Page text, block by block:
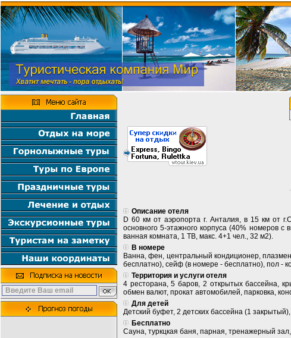
Описание отеля
D 60 км от аэропорта г. Анталия, в 15 км от
основного 5-этажного корпуса (40% номеров
ванная комната, 1 ТВ, макс. 4+1 чел., 32 м2).
В номере
Ванна, фен, центральный кондиционер,
бесплатно), сейф (в номере - бесплатно), пол -
Территория и услуги отеля
4 ресторана, 5 баров, 2 открытых бассейна,
обмен валют, прокат автомобилей, парковка,
Для детей
Детский буфет, 2 детских бассейна (1
Бесплатно
Сауна, туркцкая баня, парная, тренажерный